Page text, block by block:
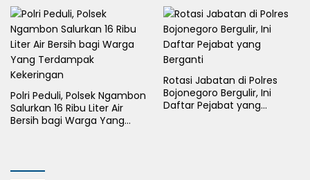
Polri Peduli, Polsek Ngambon
Salurkan 16 Ribu Liter Air
Bersih bagi Warga Yang
Rotasi Jabatan di Polres
Bojonegoro Bergulir, Ini
Daftar Pejabat yang